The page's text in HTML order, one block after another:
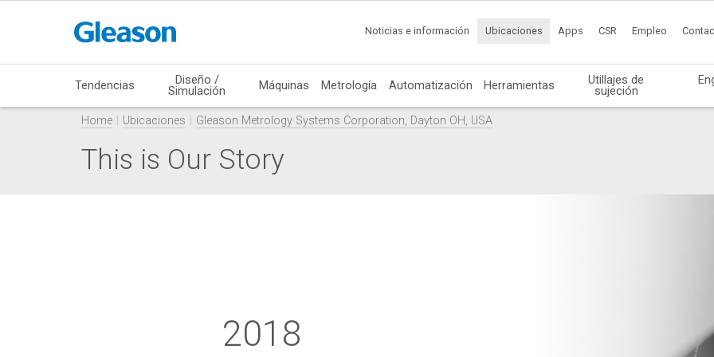
Noticias e información Ubicaciones Apps CSR Empleo
Tendencias Diseño /
Simulación Máquinas Metrología Automatización Herramientas Utillajes de
sujeción
Home Ubicaciones Gleason Metrology Systems Corporation, Dayton OH, USA
This is Our Story
2018